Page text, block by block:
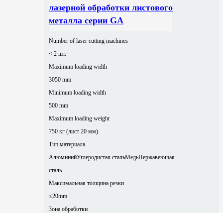
лазерной обработки листового
металла серии GA
Number of laser cutting machines
< 2 шт.
Maximum loading width
3050 mm
Minimum loading width
500 mm
Maximum loading weight
750 кг (лист 20 мм)
Тип материала
АлюминийУглеродистая стальМедьНержавеющая
сталь
Максимальная толщина резки
≤20mm
Зона обработки